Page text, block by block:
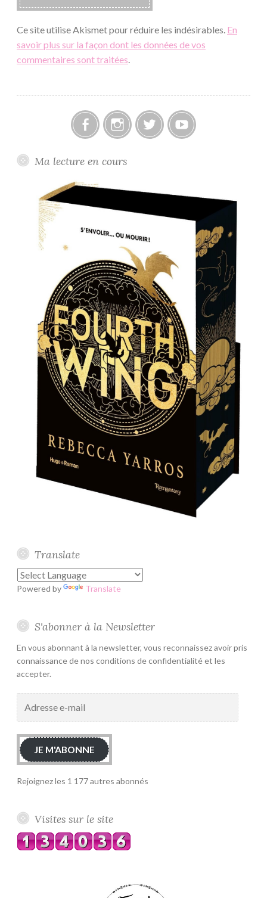
Ce site utilise Akismet pour réduire les indésirables. En
savoir plus sur la façon dont les données de vos
commentaires sont traitées.
Ma lecture en cours
Translate
Powered by Translate
S'abonner à la Newsletter
En vous abonnant à la newsletter, vous reconnaissez avoir pris
connaissance de nos conditions de confidentialité et les
accepter.
mail
JE M'ABONNE
Rejoignez les 1 177 autres abonnés
Visites sur le site